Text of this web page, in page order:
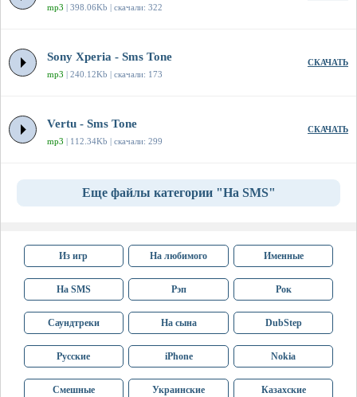
mp3 | 398.06Kb | скачали: 322
Sony Xperia - Sms Tone
mp3 | 240.12Kb | скачали: 173
СКАЧАТЬ
Vertu - Sms Tone
mp3 | 112.34Kb | скачали: 299
СКАЧАТЬ
Еще файлы категории "На SMS"
Из игр На любимого Именные
На SMS Рэп Рок
Саундтреки На сына DubStep
Русские iPhone Nokia
Смешные Украинские Казахские